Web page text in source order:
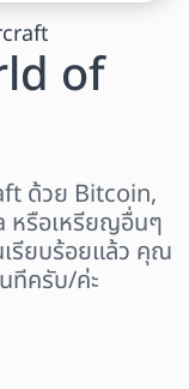
of
ด้วย Bitcoin,
หรือเหรียญอื่นๆ
เรียบร้อยแล้ว คุณ
ทีครับ/ค่ะ